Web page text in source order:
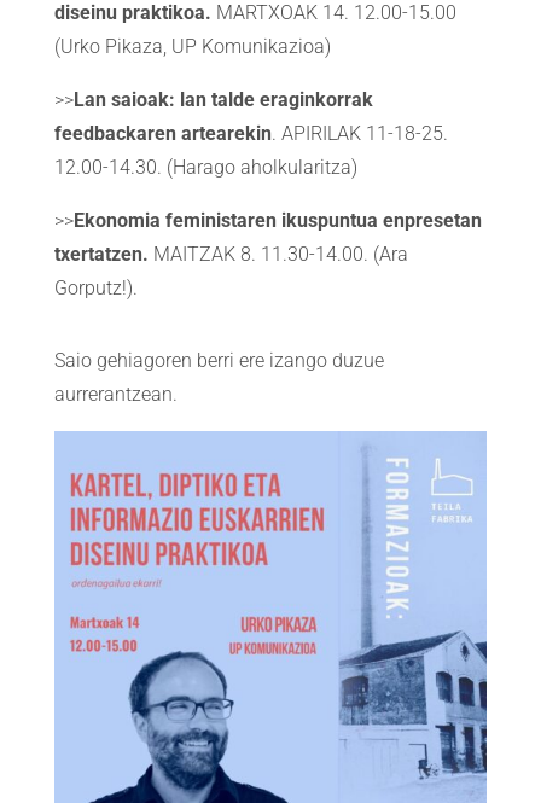
diseinu praktikoa. MARTXOAK 14. 12.00-15.00
(Urko Pikaza, UP Komunikazioa)
>>Lan saioak: lan talde eraginkorrak
feedbackaren artearekin. APIRILAK 11-18-25.
12.00-14.30. (Harago aholkularitza)
>>Ekonomia feministaren ikuspuntua enpresetan
txertatzen. MAITZAK 8. 11.30-14.00. (Ara
Gorputz!).
Saio gehiagoren berri ere izango duzue
aurrerantzean.